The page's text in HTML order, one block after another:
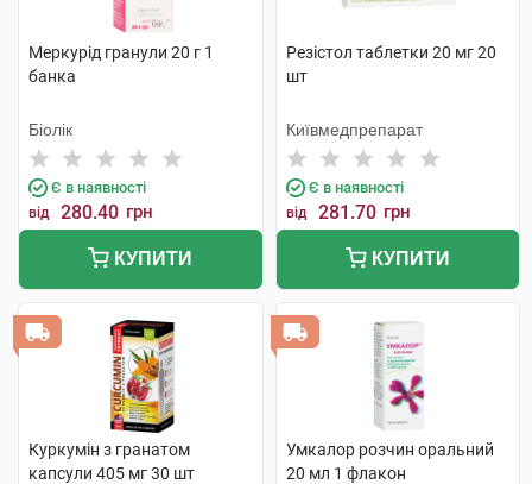
Меркурід гранули 20 г 1
банка
Біолік
Є в наявності
від 280.40 грн
КУПИТИ
Резістол таблетки 20 мг 20
шт
Київмедпрепарат
Є в наявності
від 281.70 грн
КУПИТИ
Куркумін з гранатом
капсули 405 мг 30 шт
Умкалор розчин оральний
20 мл 1 флакон